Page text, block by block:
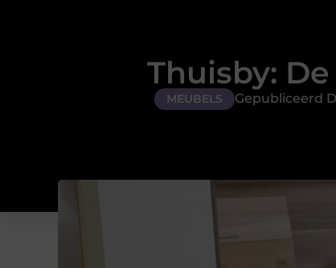
Thuisby:
MEUBELS Gepubliceerd